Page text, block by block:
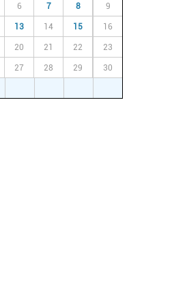
6 7 8 9
13 14 15 16
20 21 22 23
27 28 29 30